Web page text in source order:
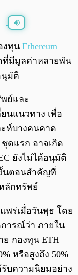
งทุน Ethereum
ที่มีมูลค่าหลายพัน
นุมัติ
ย์และ
นแนวทาง เพื่อ
ะห์บางคนคาด
ดแรก อาจเกิด
ยังไม่ได้อนุมัติ
นตอนสำคัญที่
ลักทรัพย์
พร่เมื่อวันพุธ โดย
ารณ์ว่า ภายใน
ย กองทุน ETH
หรือสูงถึง 50%
รับความนิยมอย่าง